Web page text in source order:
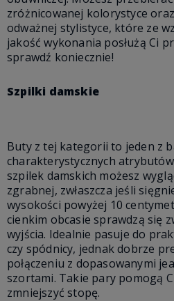
zróżnicowanej kolorystyce
odważnej stylistyce, które ze
jakość wykonania posłużą Ci
sprawdź koniecznie!
Szpilki damskie
Buty z tej kategorii to jeden z
charakterystycznych
szpilek damskich możesz
zgrabnej, zwłaszcza jeśli
wysokości powyżej 10
cienkim obcasie sprawdzą się
wyjścia. Idealnie pasuje do
czy spódnicy, jednak dobrze
połączeniu z dopasowanymi
szortami. Takie pary pomogą
zmniejszyć stopę.